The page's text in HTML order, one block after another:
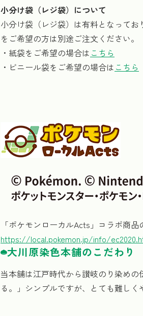
小分け袋（レジ袋）について
小分け袋（レジ袋）は有料となってお
をご希望の方は別途ご注文ください。
・紙袋をご希望の場合は こちら
・ビニール袋をご希望の場合は こちら
「ポケモンローカルActs」コラボ商
https://local.pokemon.jp/info/
大川原染色本舗のこだわり
当本舗は江戸時代から讃岐のり染め
る。」シンプルですが、とても難しく